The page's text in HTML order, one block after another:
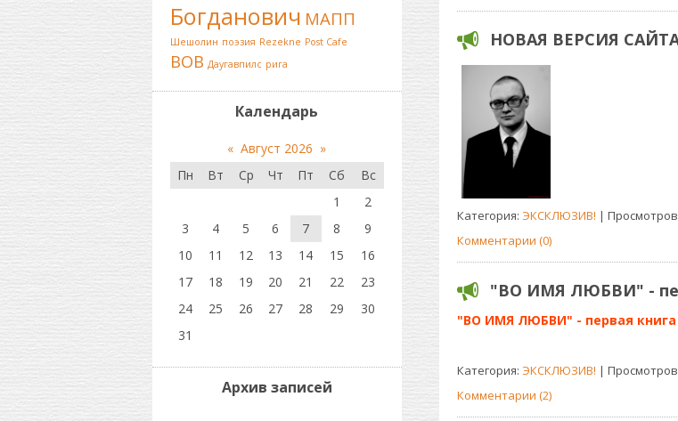
НОВАЯ ВЕРСИЯ
Категория: ЭКСКЛЮЗИВ! |
Комментарии (0)
"ВО ИМЯ ЛЮБВИ" -
"ВО ИМЯ ЛЮБВИ" - первая книга
Категория: ЭКСКЛЮЗИВ! |
Комментарии (2)
Богданович МАПП
Шешолин поэзия Rezekne Post Cafe
ВОВ Даугавпилс рига
Календарь
« Август 2026 »
Пн
Вт Ср Чт Пт Сб
Вс
1
2
3
4 5 6 7 8
9
10
11 12 13 14 15
16
17
18 19 20 21 22
23
24
25 26 27 28 29
30
31
Архив записей